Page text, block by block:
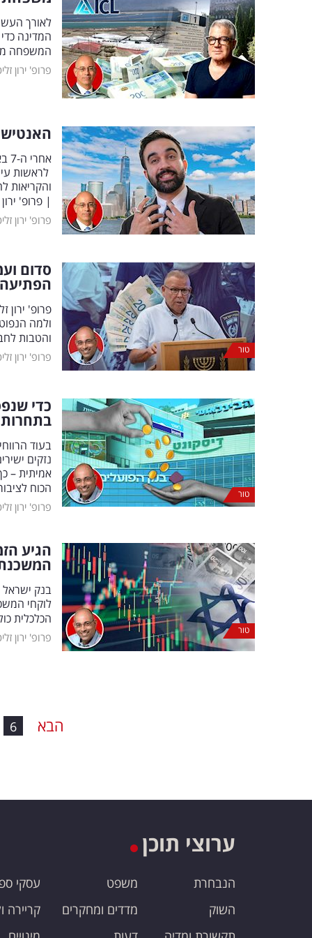
לאורך
המדינה
המשפחה
פרופ' ירון
לראשות
והקריאות
| פרופ'
פרופ' ירון
טור
פרופ' ירון
ולמה
והטבות
פרופ' ירון
טור
כדי
בעוד
נזקים
אמיתית –
הכוח
פרופ' ירון
טור
הגיע
בנק ישראל
לוקחי
הכלכלית
פרופ' ירון
6 הבא
ערוצי תוכן
הנבחרת
השוק
משפט
מדדים ומחקרים
עסקי
קריירה